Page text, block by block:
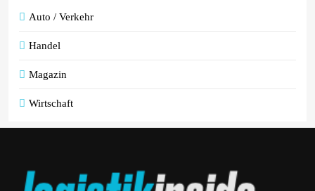
Auto / Verkehr
Handel
Magazin
Wirtschaft